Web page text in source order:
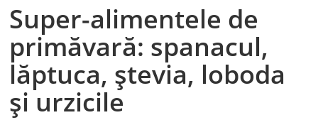
Super-alimentele de
primăvară: spanacul,
lăptuca, ştevia, loboda
şi urzicile